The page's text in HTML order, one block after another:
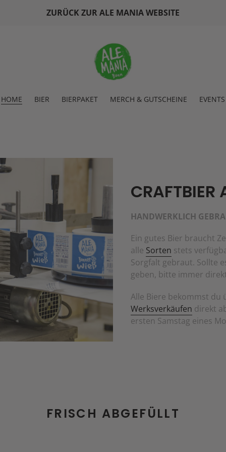
ZURÜCK ZUR ALE MANIA WEBSITE
HOME BIER BIERPAKET MERCH & GUTSCHEINE EVENTS
CRAFTBIER
HANDWERKLICH
Ein gutes Bier braucht
alle Sorten stets
Sorgfalt gebraut. Sollte
geben, bitte immer
Alle Biere bekommst du
Werksverkäufen direkt
ersten Samstag eines
FRISCH ABGEFÜLLT